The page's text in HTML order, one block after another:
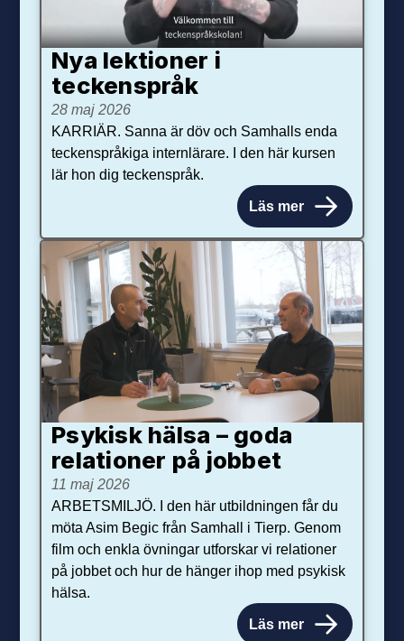
Nya lektioner i
teckenspråk
28 maj 2026
KARRIÄR. Sanna är döv och Samhalls enda
teckenspråkiga internlärare. I den här kursen
lär hon dig teckenspråk.
Läs mer
Psykisk hälsa – goda
relationer på jobbet
11 maj 2026
ARBETSMILJÖ. I den här utbildningen får du
möta Asim Begic från Samhall i Tierp. Genom
film och enkla övningar utforskar vi relationer
på jobbet och hur de hänger ihop med psykisk
hälsa.
Läs mer